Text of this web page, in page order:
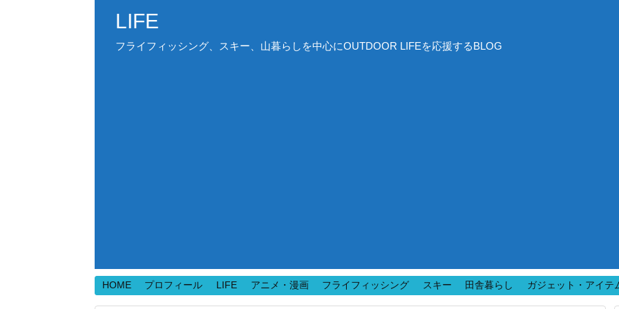
LIFE
フライフィッシング、スキー、山暮らしを中心にOUTDOOR LIFEを応援するBLOG
HOME プロフィール LIFE アニメ・漫画 フライフィッシング スキー 田舎暮らし ガジェット・アイテ